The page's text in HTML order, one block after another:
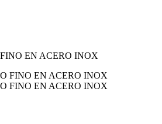
EN ACERO INOX